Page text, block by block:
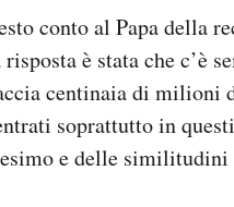
conto al Papa della
è stata che c’è
centinaia di milioni
soprattutto in
e delle